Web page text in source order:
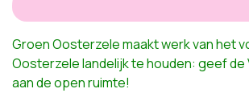
Groen Oosterzele maakt werk van het
Oosterzele landelijk te houden: geef de
aan de open ruimte!